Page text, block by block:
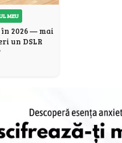
MEU
2026 — mai
un DSLR